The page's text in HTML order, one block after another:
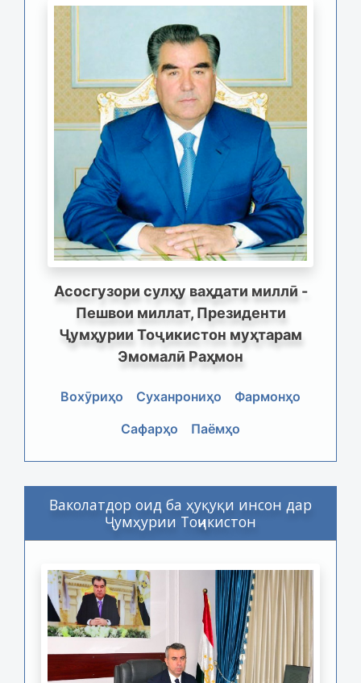
Асосгузори сулҳу ваҳдати миллӣ -
Пешвои миллат, Президенти
Ҷумҳурии Тоҷикистон муҳтарам
Эмомалӣ Раҳмон
Вохӯриҳо Суханрониҳо
Фармонҳо
Сафарҳо
Паёмҳо
Ваколатдор оид ба ҳуқуқи инсон дар
Ҷумҳурии Тоҷикистон